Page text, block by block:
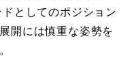
としてのポジション
開には慎重な姿勢を